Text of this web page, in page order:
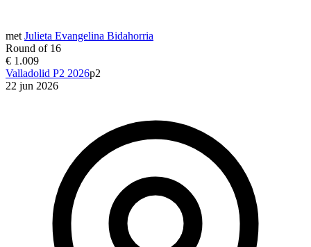
met Julieta Evangelina Bidahorria
Round of 16
€ 1.009
Valladolid P2 2026p2
22 jun 2026